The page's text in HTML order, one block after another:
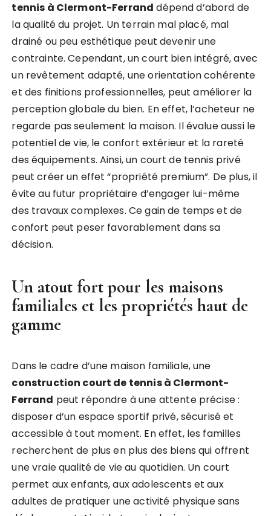
tennis à Clermont-Ferrand dépend d’abord de
la qualité du projet. Un terrain mal placé, mal
drainé ou peu esthétique peut devenir une
contrainte. Cependant, un court bien intégré, avec
un revêtement adapté, une orientation cohérente
et des finitions professionnelles, peut améliorer la
perception globale du bien. En effet, l’acheteur ne
regarde pas seulement la maison. Il évalue aussi le
potentiel de vie, le confort extérieur et la rareté
des équipements. Ainsi, un court de tennis privé
peut créer un effet “propriété premium”. De plus, il
évite au futur propriétaire d’engager lui-même
des travaux complexes. Ce gain de temps et de
confort peut peser favorablement dans sa
décision.
Un atout fort pour les maisons
familiales et les propriétés haut de
gamme
Dans le cadre d’une maison familiale, une
construction court de tennis à Clermont-
Ferrand peut répondre à une attente précise :
disposer d’un espace sportif privé, sécurisé et
accessible à tout moment. En effet, les familles
recherchent de plus en plus des biens qui offrent
une vraie qualité de vie au quotidien. Un court
permet aux enfants, aux adolescents et aux
adultes de pratiquer une activité physique sans